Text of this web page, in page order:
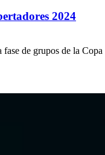
2024
de grupos de la